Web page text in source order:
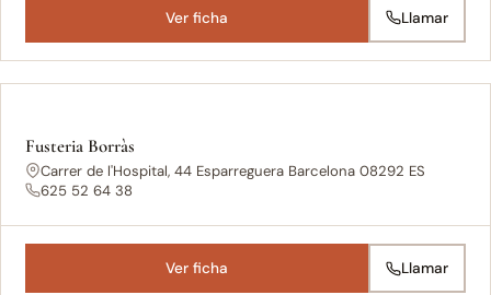
Ver ficha Llamar
Fusteria Borràs
Carrer de l'Hospital, 44 Esparreguera Barcelona 08292 ES
625 52 64 38
Ver ficha Llamar